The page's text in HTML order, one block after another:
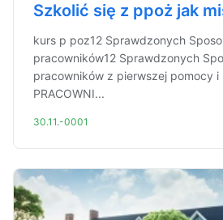
Szkolić się z ppoż jak
kurs p poz12 Sprawdzonych
pracowników12 Sprawdzonych
pracowników z pierwszej pomocy i
PRACOWNI...
30.11.-0001